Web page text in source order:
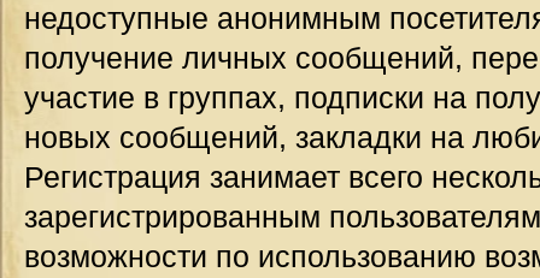
недоступные анонимным
получение личных сообщений,
участие в группах, подписки на
новых сообщений, закладки на
Регистрация занимает всего
зарегистрированным
возможности по использованию